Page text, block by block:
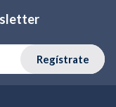
Regístrate